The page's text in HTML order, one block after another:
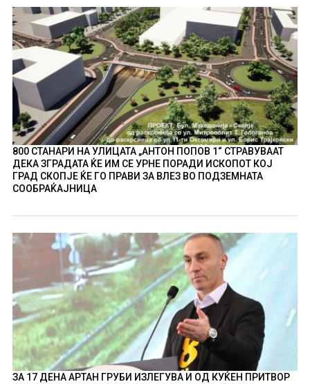
800 СТАНАРИ НА УЛИЦАТА „АНТОН ПОПОВ 1“ СТРАВУВААТ
ДЕКА ЗГРАДАТА ЌЕ ИМ СЕ УРНЕ ПОРАДИ ИСКОПОТ КОЈ
ГРАД СКОПЈЕ ЌЕ ГО ПРАВИ ЗА ВЛЕЗ ВО ПОДЗЕМНАТА
СООБРАЌАЈНИЦА
ЗА 17 ДЕНА АРТАН ГРУБИ ИЗЛЕГУВА И ОД КУЌЕН ПРИТВОР